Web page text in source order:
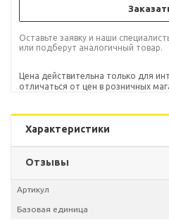
Оставьте заявку и наши
или подберут аналогичный товар.
Цена действительна только для
отличаться от цен в розничных
Характеристики
Отзывы